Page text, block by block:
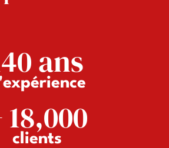
ans
clients
18,000